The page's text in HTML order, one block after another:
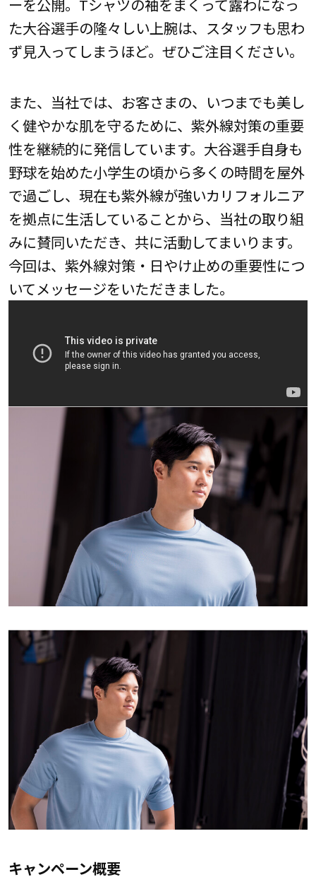
ーを公開。Tシャツの袖をまくって露わになっ
た大谷選手の隆々しい上腕は、スタッフも思わ
ず見入ってしまうほど。ぜひご注目ください。
また、当社では、お客さまの、いつまでも美し
く健やかな肌を守るために、紫外線対策の重要
性を継続的に発信しています。大谷選手自身も
野球を始めた小学生の頃から多くの時間を屋外
で過ごし、現在も紫外線が強いカリフォルニア
を拠点に生活していることから、当社の取り組
みに賛同いただき、共に活動してまいります。
今回は、紫外線対策・日やけ止めの重要性につ
いてメッセージをいただきました。
キャンペーン概要